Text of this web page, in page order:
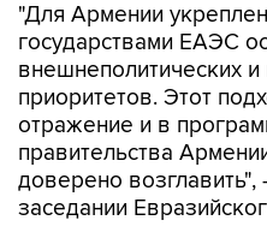
"Для Армении
государствами ЕАЭС
внешнеполитических
приоритетов. Этот
отражение и в
правительства
доверено
заседании